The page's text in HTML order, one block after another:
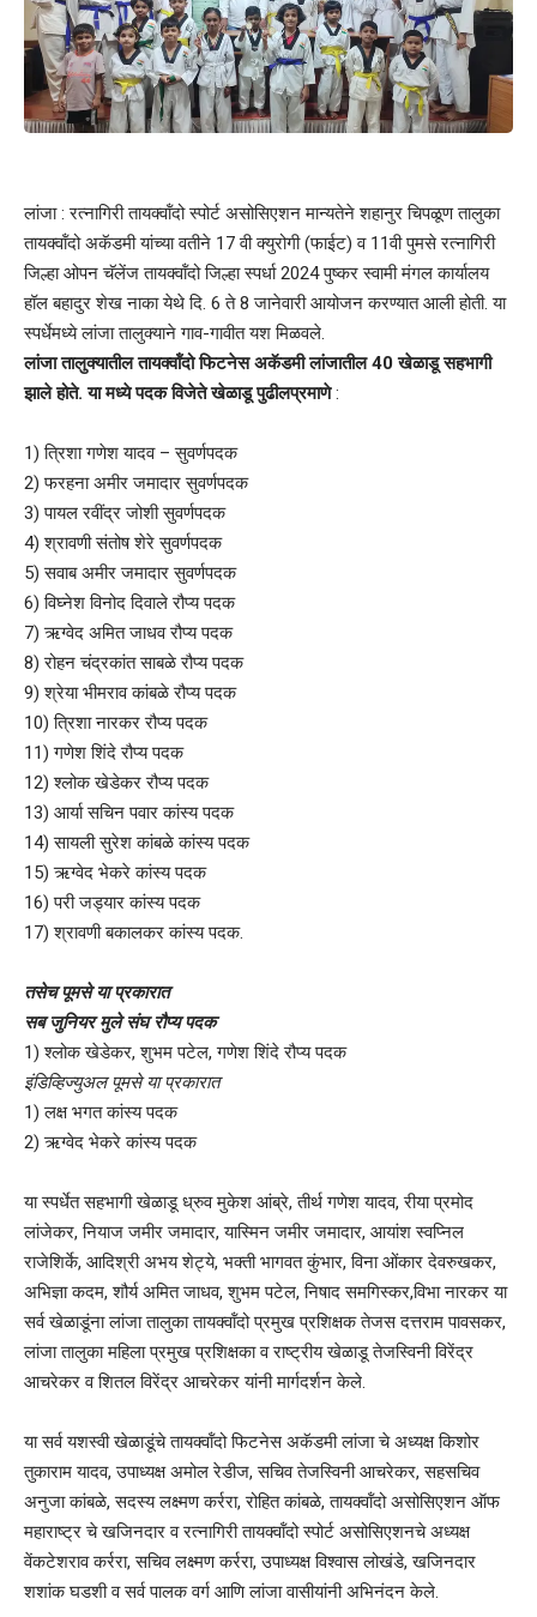
लांजा : रत्नागिरी तायक्वॉंदो स्पोर्ट असोसिएशन मान्यतेने शहानुर चिपळूण तालुका
तायक्वॉंदो अकॅडमी यांच्या वतीने 17 वी क्युरोगी (फाईट) व 11वी पुमसे रत्नागिरी
जिल्हा ओपन चॅलेंज तायक्वॉंदो जिल्हा स्पर्धा 2024 पुष्कर स्वामी मंगल कार्यालय
हॉल बहादुर शेख नाका येथे दि. 6 ते 8 जानेवारी आयोजन करण्यात आली होती. या
स्पर्धेमध्ये लांजा तालुक्याने गाव-गावीत यश मिळवले.
लांजा तालुक्यातील तायक्वॉंदो फिटनेस अकॅडमी लांजातील 40 खेळाडू सहभागी
झाले होते. या मध्ये पदक विजेते खेळाडू पुढीलप्रमाणे:
1) त्रिशा गणेश यादव – सुवर्णपदक
2) फरहना अमीर जमादार सुवर्णपदक
3) पायल रवींद्र जोशी सुवर्णपदक
4) श्रावणी संतोष शेरे सुवर्णपदक
5) सवाब अमीर जमादार सुवर्णपदक
6) विघ्नेश विनोद दिवाले रौप्य पदक
7) ऋग्वेद अमित जाधव रौप्य पदक
8) रोहन चंद्रकांत साबळे रौप्य पदक
9) श्रेया भीमराव कांबळे रौप्य पदक
10) त्रिशा नारकर रौप्य पदक
11) गणेश शिंदे रौप्य पदक
12) श्लोक खेडेकर रौप्य पदक
13) आर्या सचिन पवार कांस्य पदक
14) सायली सुरेश कांबळे कांस्य पदक
15) ऋग्वेद भेकरे कांस्य पदक
16) परी जड्यार कांस्य पदक
17) श्रावणी बकालकर कांस्य पदक.
तसेच पूमसे या प्रकारात
सब जुनियर मुले संघ रौप्य पदक
1) श्लोक खेडेकर, शुभम पटेल, गणेश शिंदे रौप्य पदक
इंडिव्हिज्युअल पूमसे या प्रकारात
1) लक्ष भगत कांस्य पदक
2) ऋग्वेद भेकरे कांस्य पदक
या स्पर्धेत सहभागी खेळाडू ध्रुव मुकेश आंब्रे, तीर्थ गणेश यादव, रीया प्रमोद
लांजेकर, नियाज जमीर जमादार, यास्मिन जमीर जमादार, आयांश स्वप्निल
राजेशिर्के, आदिश्री अभय शेट्ये, भक्ती भागवत कुंभार, विना ओंकार देवरुखकर,
अभिज्ञा कदम, शौर्य अमित जाधव, शुभम पटेल, निषाद समगिस्कर,विभा नारकर या
सर्व खेळाडूंना लांजा तालुका तायक्वॉंदो प्रमुख प्रशिक्षक तेजस दत्तराम पावसकर,
लांजा तालुका महिला प्रमुख प्रशिक्षका व राष्ट्रीय खेळाडू तेजस्विनी विरेंद्र
आचरेकर व शितल विरेंद्र आचरेकर यांनी मार्गदर्शन केले.
या सर्व यशस्वी खेळाडूंचे तायक्वॉंदो फिटनेस अकॅडमी लांजा चे अध्यक्ष किशोर
तुकाराम यादव, उपाध्यक्ष अमोल रेडीज, सचिव तेजस्विनी आचरेकर, सहसचिव
अनुजा कांबळे, सदस्य लक्ष्मण कर्ररा, रोहित कांबळे, तायक्वॉंदो असोसिएशन ऑफ
महाराष्ट्र चे खजिनदार व रत्नागिरी तायक्वॉंदो स्पोर्ट असोसिएशनचे अध्यक्ष
वेंकटेशराव कर्ररा, सचिव लक्ष्मण कर्ररा, उपाध्यक्ष विश्वास लोखंडे, खजिनदार
शशांक घडशी व सर्व पालक वर्ग आणि लांजा वासीयांनी अभिनंदन केले.